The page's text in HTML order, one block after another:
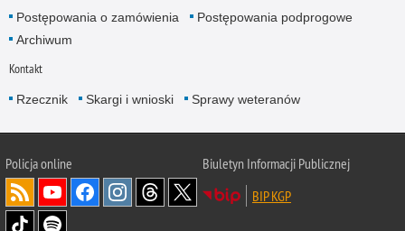
Postępowania o zamówienia
Postępowania podprogowe
Archiwum
Kontakt
Rzecznik Skargi i wnioski Sprawy weteranów
Policjaonline
Biuletyn Informacji Publicznej
BIP KGP